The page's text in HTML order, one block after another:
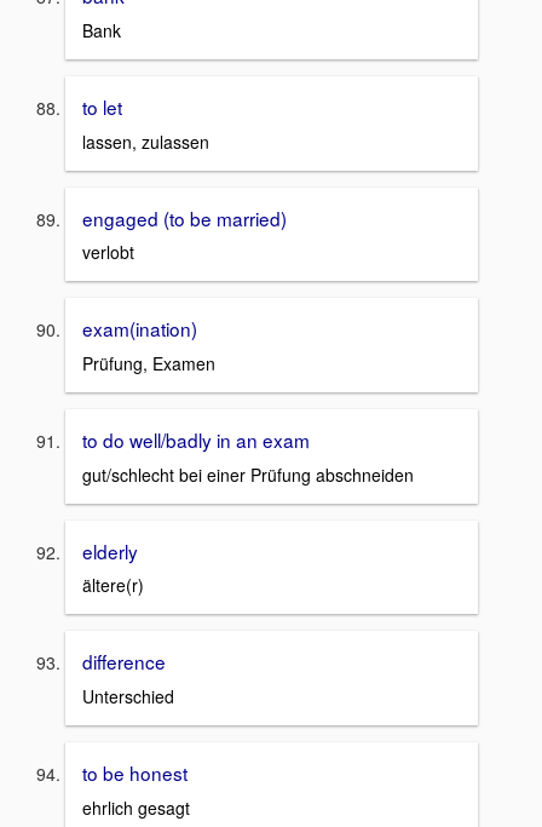
Bank
to let
lassen, zulassen
engaged (to be married)
verlobt
exam(ination)
Prüfung, Examen
to do well/badly in an exam
gut/schlecht bei einer Prüfung abschneiden
elderly
ältere(r)
difference
Unterschied
to be honest
ehrlich gesagt